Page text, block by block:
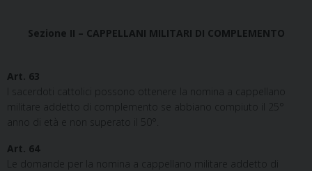
Sezione II – CAPPELLANI MILITARI DI COMPLEMENTO
Art. 63
I sacerdoti cattolici possono ottenere la nomina a cappellano
militare addetto di complemento se abbiano compiuto il 25°
anno di età e non superato il 50°.
Art. 64
Le domande per la nomina a cappellano militare addetto di